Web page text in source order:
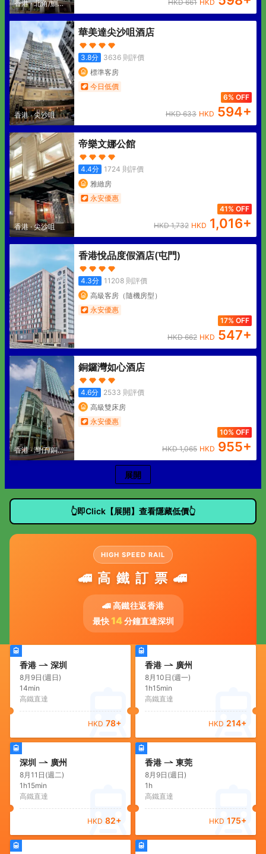
香港·北角/鰂魚
涌
HKD661 HKD
香港·尖沙咀
華美達尖沙咀酒店
3.8分 3636則評價
標準客房
今日低價
6% OFF
HKD633 HKD 594+
香港·尖沙咀
帝樂文娜公館
4.4分 1724 則評價
雅緻房
永安優惠
41% OFF
HKD1,732 HKD 1,016+
香港悅品度假酒店(屯門)
4.3分 11208則評價
高級客房（隨機房型）
永安優惠
17% OFF
HKD662 HKD 547+
香港·灣仔/銅鑼
銅鑼灣如心酒店
4.6分 2533 則評價
高級雙床房
永安優惠
10% OFF
HKD1,065 HKD 955+
展開
👆即Click【展開】查看隱藏低價👆
HIGH SPEED RAIL
🚄 高 鐵 訂 票 🚄
🚄 高鐵往返香港
最快14分鐘直達深圳
香港 深圳
8月9日(週日)
14min
高鐵直達
HKD 78+
香港 廣州
8月10日(週一)
1h15min
高鐵直達
HKD 214+
深圳 廣州
8月11日(週二)
1h15min
高鐵直達
HKD 82+
香港 東莞
8月9日(週日)
1h
高鐵直達
HKD 175+